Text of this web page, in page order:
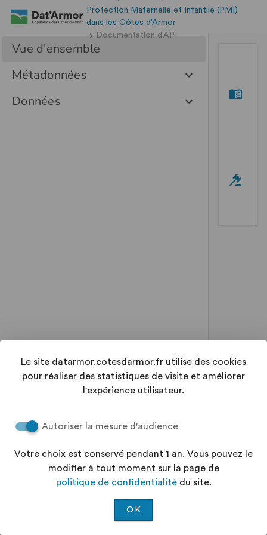
Protection Maternelle et Infantile (PMI)
dans les Côtes d'Armor
Documentation d'API
Le site datarmor.cotesdarmor.fr utilise des cookies
pour réaliser des statistiques de visite et améliorer
l'expérience utilisateur.
Autoriser la mesure d'audience
Votre choix est conservé pendant 1 an. Vous pouvez le
modifier à tout moment sur la page de
politique de confidentialitédu site.
OK